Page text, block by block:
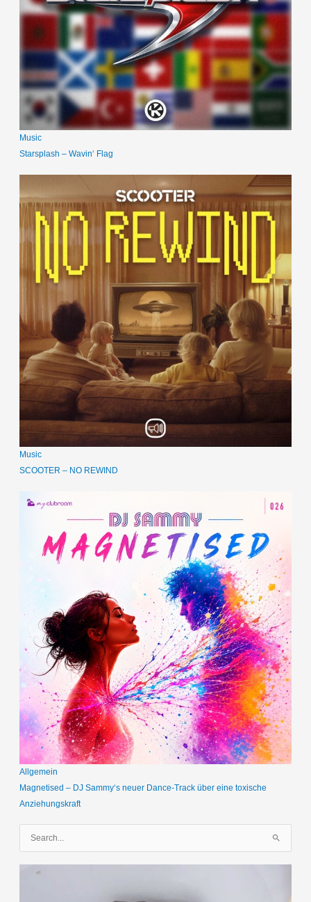
Music
Starsplash – Wavin‘ Flag
Music
SCOOTER – NO REWIND
Allgemein
Magnetised – DJ Sammy‘s neuer Dance-Track über eine toxische
Anziehungskraft
c